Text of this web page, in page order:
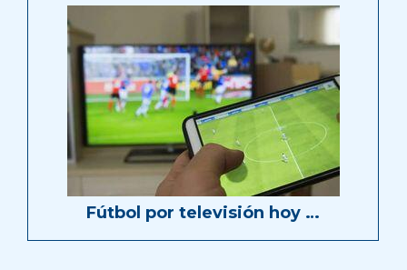
Fútbol por televisión hoy …